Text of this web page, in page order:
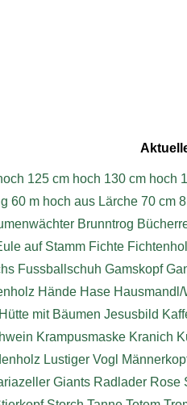
125 cm hoch 130 cm hoch
60 m hoch aus Lärche 70 cm
Brunntrog
auf Stamm Fichte
Fussballschuh Gamskopf
Hände Hase Hausmandl/
Hütte mit Bäumen Jesusbild
Krampusmaske Kranich
Lustiger Vogl
Giants Radlader Rose